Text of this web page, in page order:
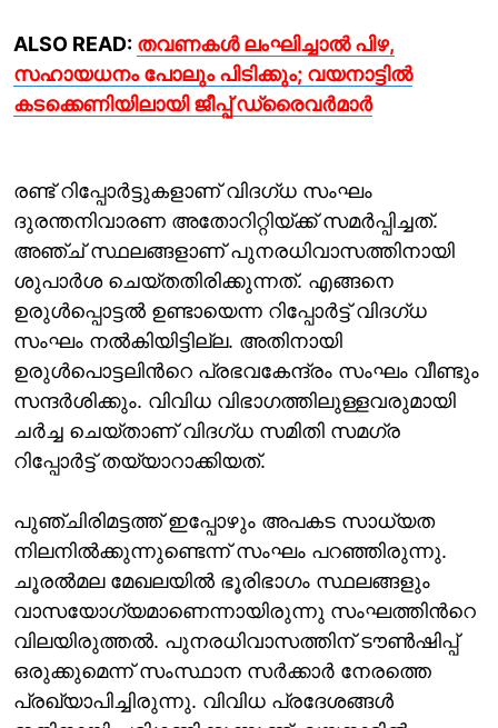
ALSO READ: തവണകൾ ലംഘിച്ചാൽ പിഴ,
സഹായധനം പോലും പിടിക്കും; വയനാട്ടിൽ
കടക്കെണിയിലായി ജീപ്പ് ഡ്രൈവർമാർ
രണ്ട് റിപ്പോർട്ടുകളാണ് വിദഗ്ധ സംഘം
ദുരന്തനിവാരണ അതോറിറ്റിയ്ക്ക് സമർപ്പിച്ചത്.
അഞ്ച് സ്ഥലങ്ങളാണ് പുനരധിവാസത്തിനായി
ശുപാർശ ചെയ്തതിരിക്കുന്നത്. എങ്ങനെ
ഉരുള്‍പ്പൊട്ടല്‍ ഉണ്ടായെന്ന റിപ്പോ‍‍ർട്ട് വിദഗ്ധ
സംഘം നല്‍കിയിട്ടില്ല. അതിനായി
ഉരുൾപൊട്ടലിന്‍റെ പ്രഭവകേന്ദ്രം സംഘം വീണ്ടും
സന്ദർശിക്കും. വിവിധ വിഭാഗത്തിലുള്ളവരുമായി
ചർച്ച ചെയ്താണ് വിദഗ്ധ സമിതി സമഗ്ര
റിപ്പോർട്ട് തയ്യാറാക്കിയത്.
പുഞ്ചിരിമട്ടത്ത് ഇപ്പോഴും അപകട സാധ്യത
നിലനില്‍ക്കുന്നുണ്ടെന്ന് സംഘം പറഞ്ഞിരുന്നു.
ചൂരല്‍മല മേഖലയില്‍ ഭൂരിഭാഗം സ്ഥലങ്ങളും
വാസയോഗ്യമാണെന്നായിരുന്നു സംഘത്തിന്‍റെ
വിലയിരുത്തല്‍. പുനരധിവാസത്തിന് ടൗൺഷിപ്പ്
ഒരുക്കുമെന്ന് സംസ്ഥാന സർക്കാർ നേരത്തെ
പ്രഖ്യാപിച്ചിരുന്നു. വിവിധ പ്രദേശങ്ങൾ